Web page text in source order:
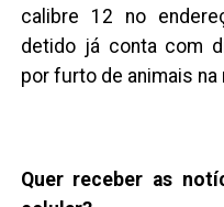
calibre 12 no
detido já conta com
por furto de animais na
Quer receber as